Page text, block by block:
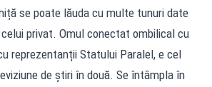
se poate lăuda cu multe tunuri date
privat. Omul conectat ombilical cu
reprezentanții Statului Paralel, e cel
de știri în două. Se întâmpla în